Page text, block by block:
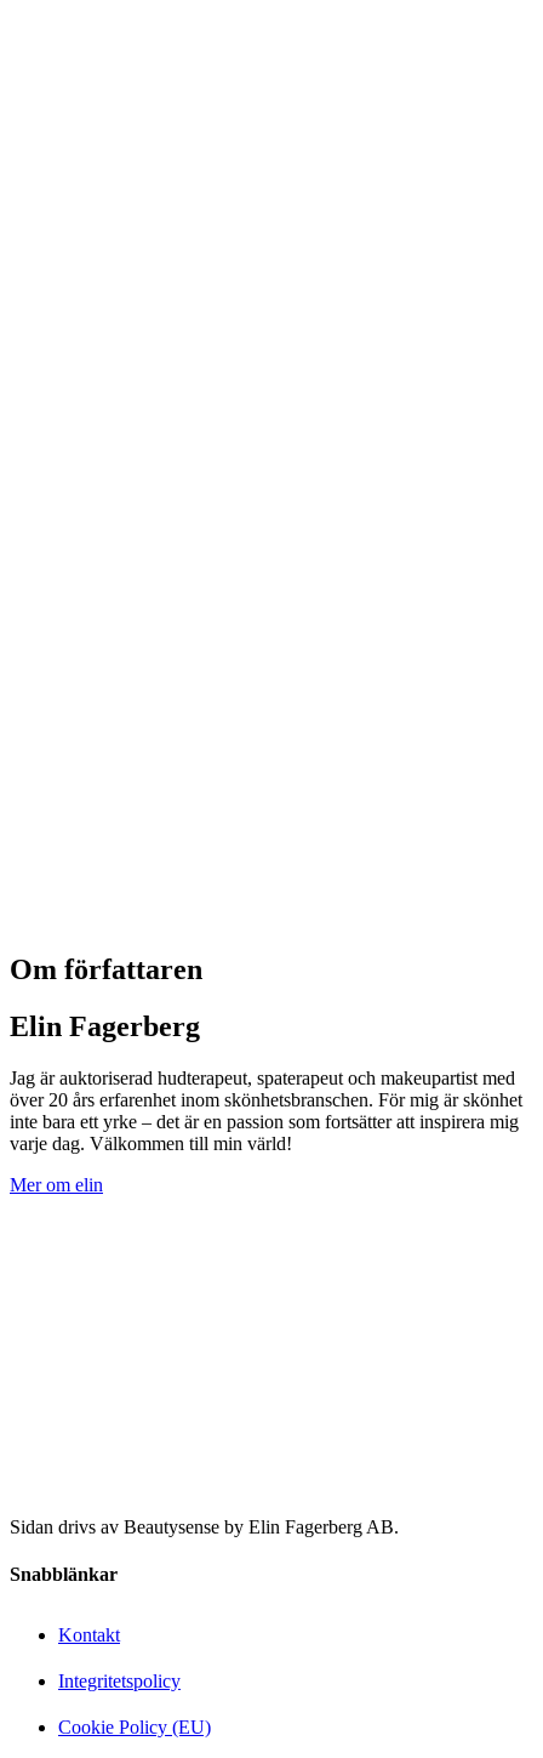
Om författaren
Elin Fagerberg
Jag är auktoriserad hudterapeut, spaterapeut och makeupartist med
över 20 års erfarenhet inom skönhetsbranschen. För mig är skönhet
inte bara ett yrke – det är en passion som fortsätter att inspirera mig
varje dag. Välkommen till min värld!
Mer om elin
Sidan drivs av Beautysense by Elin Fagerberg AB.
Snabblänkar
Kontakt
Integritetspolicy
Cookie Policy (EU)